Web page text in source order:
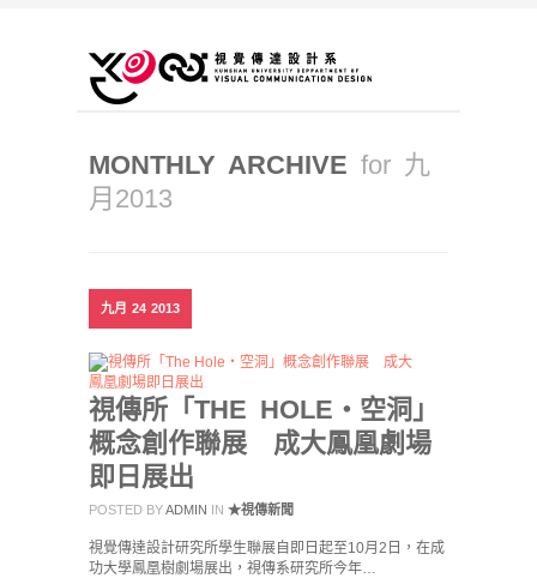
MONTHLY ARCHIVE for 九
月2013
九月 24 2013
視傳所「THE HOLE‧空洞」
概念創作聯展 成大鳳凰劇場
即日展出
POSTED BYADMIN IN ★視傳新聞
視覺傳達設計研究所學生聯展自即日起至10月2日，在成
功大學鳳凰樹劇場展出，視傳系研究所今年…